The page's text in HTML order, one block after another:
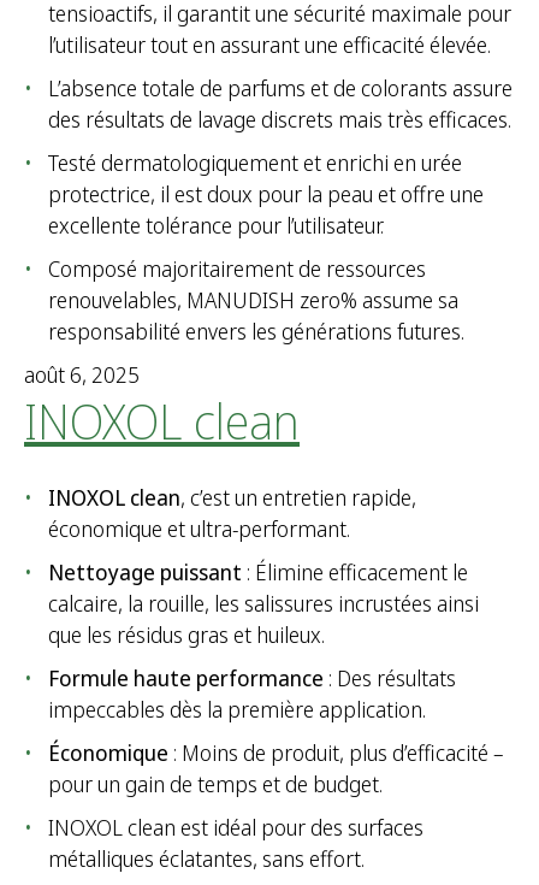
tensioactifs, il garantit une sécurité maximale pour
l’utilisateur tout en assurant une efficacité élevée.
L’absence totale de parfums et de colorants assure
des résultats de lavage discrets mais très efficaces.
Testé dermatologiquement et enrichi en urée
protectrice, il est doux pour la peau et offre une
excellente tolérance pour l’utilisateur.
Composé majoritairement de ressources
renouvelables, MANUDISH zero% assume sa
responsabilité envers les générations futures.
août 6, 2025
INOXOL clean
INOXOL clean, c’est un entretien rapide,
économique et ultra-performant.
Nettoyage puissant : Élimine efficacement le
calcaire, la rouille, les salissures incrustées ainsi
que les résidus gras et huileux.
Formule haute performance : Des résultats
impeccables dès la première application.
Économique : Moins de produit, plus d’efficacité –
pour un gain de temps et de budget.
INOXOL clean est idéal pour des surfaces
métalliques éclatantes, sans effort.